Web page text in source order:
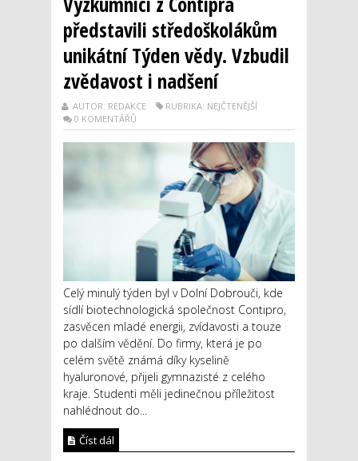
představili středoškolákům
unikátní Týden vědy. Vzbudil
zvědavost i nadšení
AUTOR: REDAKCE
RUBRIKA: NEJČTENĚJŠÍ
0 KOMENTÁŘŮ
Celý minulý týden byl v Dolní Dobrouči, kde
sídlí biotechnologická společnost Contipro,
zasvěcen mladé energii, zvídavosti a touze
po dalším vědění. Do firmy, která je po
celém světě známá díky kyselině
hyaluronové, přijeli gymnazisté z celého
kraje. Studenti měli jedinečnou příležitost
nahlédnout do...
Číst dál